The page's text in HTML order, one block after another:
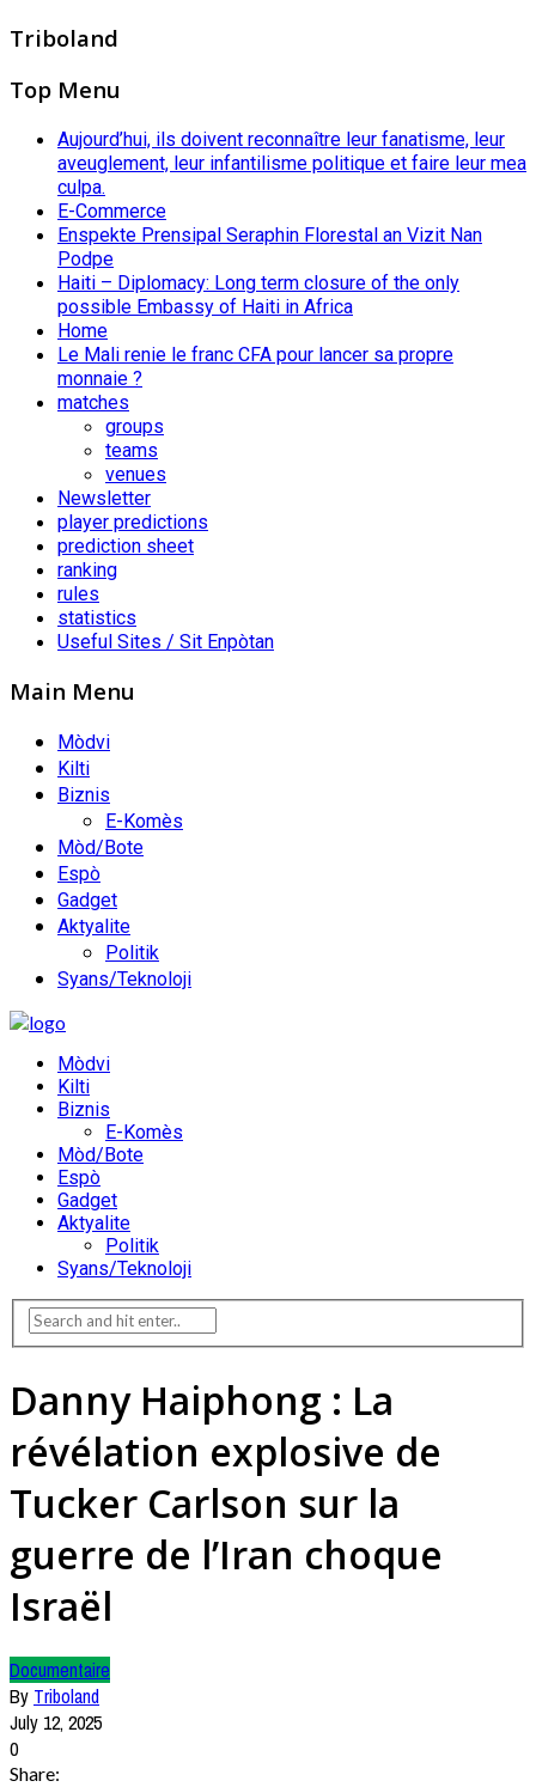
Triboland
Top Menu
Aujourd’hui, ils doivent reconnaître leur fanatisme, leur
aveuglement, leur infantilisme politique et faire leur mea
culpa.
E-Commerce
Enspekte Prensipal Seraphin Florestal an Vizit Nan
Podpe
Haiti – Diplomacy: Long term closure of the only
possible Embassy of Haiti in Africa
Home
Le Mali renie le franc CFA pour lancer sa propre
monnaie ?
matches
groups
teams
venues
Newsletter
player predictions
prediction sheet
ranking
rules
statistics
Useful Sites / Sit Enpòtan
Main Menu
Mòdvi
Kilti
Biznis
E-Komès
Mòd/Bote
Espò
Gadget
Aktyalite
Politik
Syans/Teknoloji
Mòdvi
Kilti
Biznis
E-Komès
Mòd/Bote
Espò
Gadget
Aktyalite
Politik
Syans/Teknoloji
Danny Haiphong : La
révélation explosive de
Tucker Carlson sur la
guerre de l’Iran choque
Israël
Documentaire
By Triboland
July 12, 2025
0
Share: